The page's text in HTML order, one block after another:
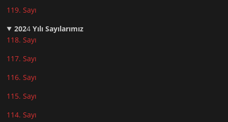
119. Sayı
2024Yılı Sayılarımız
118. Sayı
117. Sayı
116. Sayı
115. Sayı
114. Sayı